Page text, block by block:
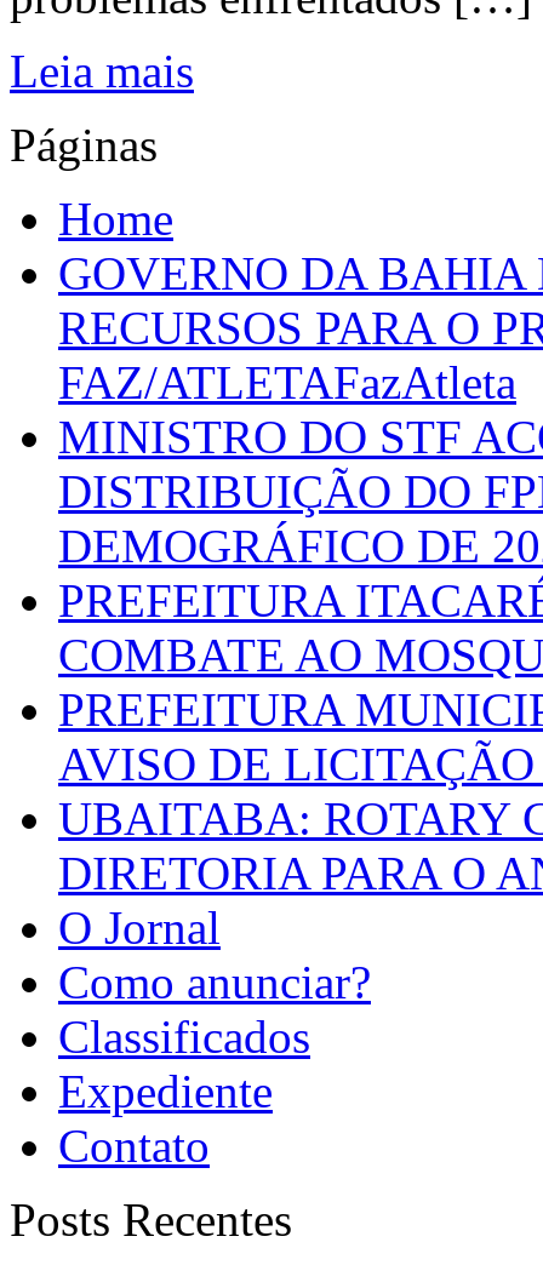
Leia mais
Páginas
Home
GOVERNO DA
RECURSOS PARA O
FAZ/ATLETAFazAtleta
MINISTRO DO STF
DISTRIBUIÇÃO DO
DEMOGRÁFICO DE
PREFEITURA
COMBATE AO
PREFEITURA
AVISO DE LICITAÇÃO
UBAITABA: ROTARY
DIRETORIA PARA O
O Jornal
Como anunciar?
Classificados
Expediente
Contato
Posts Recentes